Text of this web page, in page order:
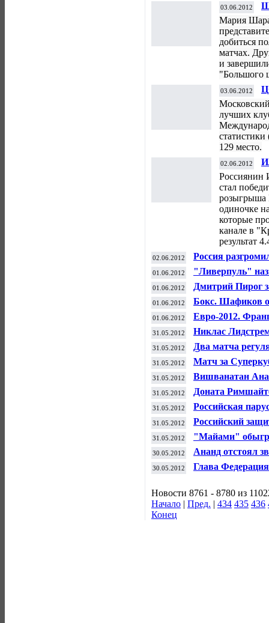
03.06.2012
Мария
добиться
матчах.
и
"Большого
03.06.2012
лучших
129 место.
02.06.2012
Россиянин
стал
розыгрыша
одиночке
которые
канале в
результат
02.06.2012 Россия
01.06.2012 "Ливерпуль"
01.06.2012 Дмитрий Пирог
01.06.2012 Бокс. Шафиков
01.06.2012 Евро-2012.
31.05.2012 Никлас
31.05.2012
Два матча
Йорке
31.05.2012 Матч за
31.05.2012
Вишванатан
мировых
31.05.2012
Доната
пятиборью
31.05.2012
Российская
четыре гонки в
31.05.2012
Российский
Кубка Стэнли
31.05.2012
"Майами"
полуфинала
30.05.2012 Ананд отстоял
30.05.2012 Глава
Новости 8761 - 8780 из
Начало | Пред. | 434 435 436
Конец